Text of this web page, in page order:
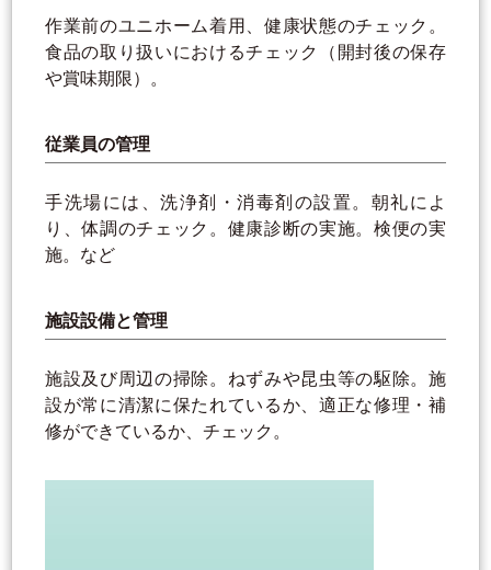
作業前のユニホーム着用、健康状態のチェック。
食品の取り扱いにおけるチェック（開封後の保存
や賞味期限）。
従業員の管理
手洗場には、洗浄剤・消毒剤の設置。朝礼によ
り、体調のチェック。健康診断の実施。検便の実
施。など
施設設備と管理
施設及び周辺の掃除。ねずみや昆虫等の駆除。施
設が常に清潔に保たれているか、適正な修理・補
修ができているか、チェック。